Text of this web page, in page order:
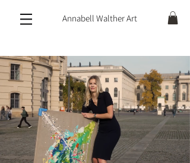
Annabell Walther Art